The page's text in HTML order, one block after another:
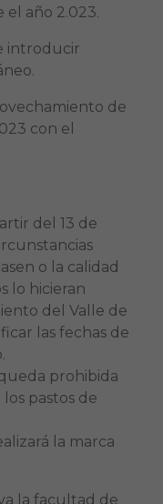
el año 2.023.
introducir
de
con el
del 13 de
o la calidad
lo hicieran
del Valle de
las fechas de
prohibida
pastos de
la marca
la facultad de